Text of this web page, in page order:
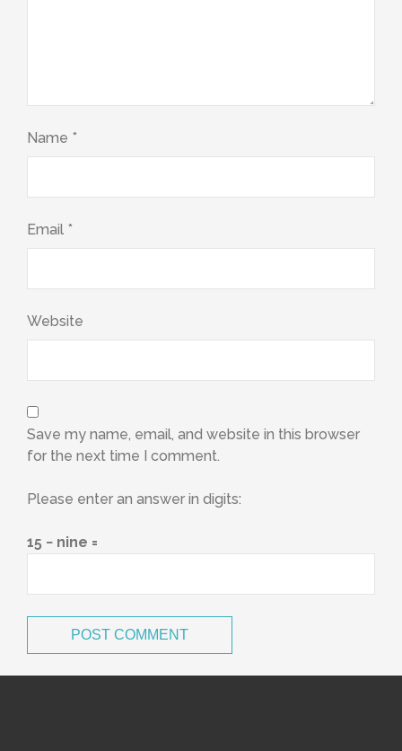
Name *
Email *
Website
Save my name, email, and website in this browser
for the next time I comment.
Please enter an answer in digits:
15 − nine =